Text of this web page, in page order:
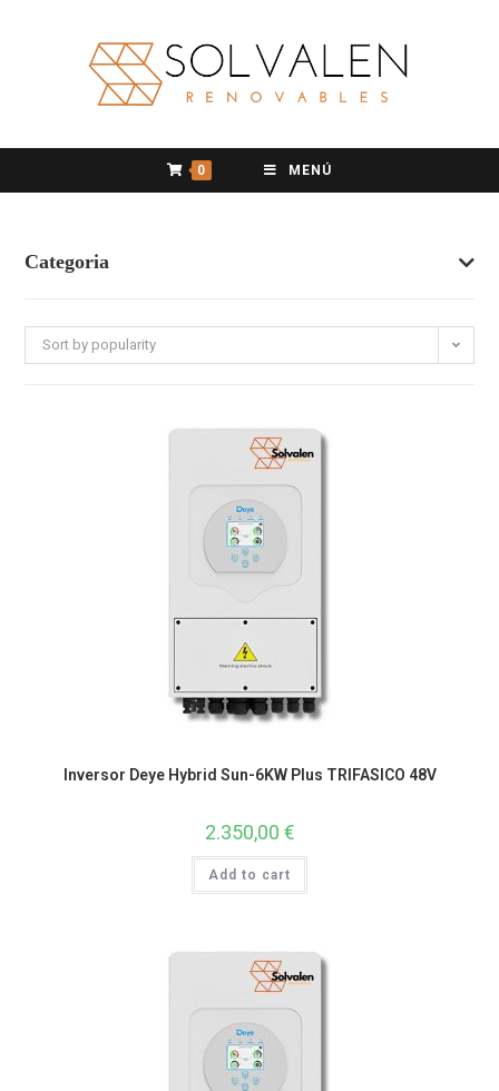
0 MENÚ
Categoria
Sort by popularity
Inversor Deye Hybrid Sun-6KW Plus TRIFASICO 48V
2.350,00 €
Add to cart